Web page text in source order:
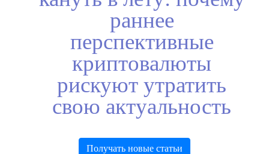
раннее
перспективные
криптовалюты
рискуют утратить
свою актуальность
Получать новые статьи